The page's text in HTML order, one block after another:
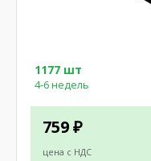
759 ₽
цена с НДС
1177 шт
4-6 недель